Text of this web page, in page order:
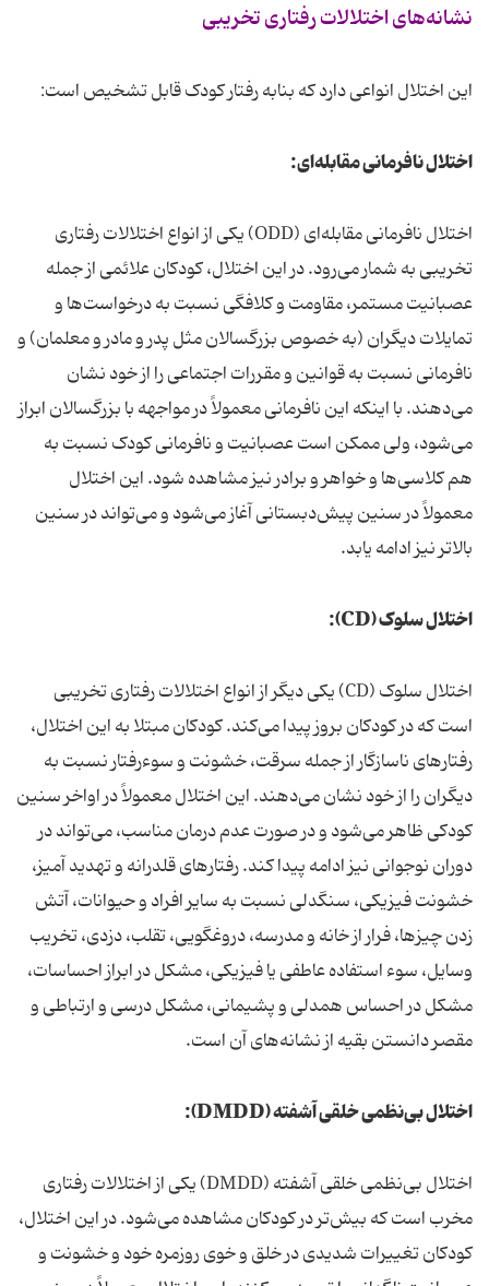
نشانه‌های اختلالات رفتاری تخریبی
این اختلال انواعی دارد که بنابه رفتار کودک قابل تشخیص است:
اختلال نافرمانی مقابله‌ای:
اختلال نافرمانی مقابله‌ای (ODD) یکی از انواع اختلالات رفتاری
تخریبی به شمار می‌رود. در این اختلال، کودکان علائمی از جمله
عصبانیت مستمر، مقاومت و کلافگی نسبت به درخواست‌ها و
تمایلات دیگران (به خصوص بزرگسالان مثل پدر و مادر و معلمان) و
نافرمانی نسبت به قوانین و مقررات اجتماعی را از خود نشان
می‌دهند. با اینکه این نافرمانی معمولاً در مواجهه با بزرگسالان ابراز
می‌شود، ولی ممکن است عصبانیت و نافرمانی کودک نسبت به
هم کلاسی‌ها و خواهر و برادر نیز مشاهده شود. این اختلال
معمولاً در سنین پیش‌دبستانی آغاز می‌شود و می‌تواند در سنین
بالاتر نیز ادامه یابد.
اختلال سلوک (CD):
اختلال سلوک (CD) یکی دیگر از انواع اختلالات رفتاری تخریبی
است که در کودکان بروز پیدا می‌کند. کودکان مبتلا به این اختلال،
رفتارهای ناسازگار از جمله سرقت، خشونت و سوءرفتار نسبت به
دیگران را از خود نشان می‌دهند. این اختلال معمولاً در اواخر سنین
کودکی ظاهر می‌شود و در صورت عدم درمان مناسب، می‌تواند در
دوران نوجوانی نیز ادامه پیدا کند. رفتارهای قلدرانه و تهدید آمیز،
خشونت فیزیکی، سنگدلی نسبت به سایر افراد و حیوانات، آتش
زدن چیزها، فرار از خانه و مدرسه، دروغگویی، تقلب، دزدی، تخریب
وسایل، سوء استفاده عاطفی یا فیزیکی، مشکل در ابراز احساسات،
مشکل در احساس همدلی و پشیمانی، مشکل درسی و ارتباطی و
مقصر دانستن بقیه از نشانه‌های آن است.
اختلال بی‌نظمی خلقی آشفته (DMDD):
اختلال بی‌نظمی خلقی آشفته (DMDD) یکی از اختلالات رفتاری
مخرب است که بیش‌تر در کودکان مشاهده می‌شود. در این اختلال،
کودکان تغییرات شدیدی در خلق و خوی روزمره خود و خشونت و